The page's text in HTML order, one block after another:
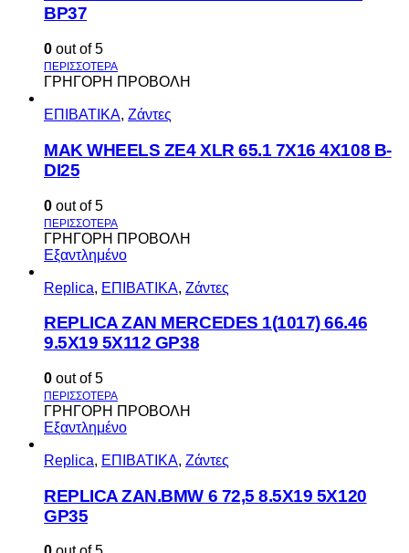
BP37
0 out of 5
ΓΡΗΓΟΡΗ ΠΡΟΒΟΛΗ
ΕΠΙΒΑΤΙΚΑ, Ζάντες
MAK WHEELS ΖΕ4 XLR 65.1 7Χ16 4Χ108 Β-
DI25
0 out of 5
ΓΡΗΓΟΡΗ ΠΡΟΒΟΛΗ
Εξαντλημένο
Replica, ΕΠΙΒΑΤΙΚΑ, Ζάντες
REPLICA ZAN MERCEDES 1(1017) 66.46
9.5X19 5X112 GP38
0 out of 5
ΓΡΗΓΟΡΗ ΠΡΟΒΟΛΗ
Εξαντλημένο
Replica, ΕΠΙΒΑΤΙΚΑ, Ζάντες
REPLICA ZAN.BMW 6 72,5 8.5X19 5X120
GP35